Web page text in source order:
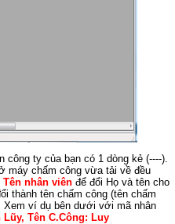
công ty của bạn có 1 dòng kẻ (----).
máy chấm công vừa tải về đều
Tên nhân viên để đổi Họ và tên cho
thành tên chấm công (tên chấm
Xem ví dụ bên dưới với mã nhân
Lũy, Tên C.Công: Luy